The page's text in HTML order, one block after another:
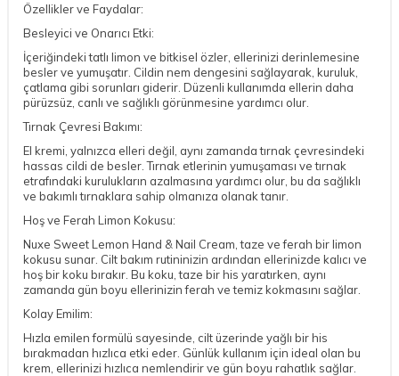
Özellikler ve Faydalar:
Besleyici ve Onarıcı Etki:
İçeriğindeki tatlı limon ve bitkisel özler, ellerinizi derinlemesine
besler ve yumuşatır. Cildin nem dengesini sağlayarak, kuruluk,
çatlama gibi sorunları giderir. Düzenli kullanımda ellerin daha
pürüzsüz, canlı ve sağlıklı görünmesine yardımcı olur.
Tırnak Çevresi Bakımı:
El kremi, yalnızca elleri değil, aynı zamanda tırnak çevresindeki
hassas cildi de besler. Tırnak etlerinin yumuşaması ve tırnak
etrafındaki kurulukların azalmasına yardımcı olur, bu da sağlıklı
ve bakımlı tırnaklara sahip olmanıza olanak tanır.
Hoş ve Ferah Limon Kokusu:
Nuxe Sweet Lemon Hand & Nail Cream, taze ve ferah bir limon
kokusu sunar. Cilt bakım rutininizin ardından ellerinizde kalıcı ve
hoş bir koku bırakır. Bu koku, taze bir his yaratırken, aynı
zamanda gün boyu ellerinizin ferah ve temiz kokmasını sağlar.
Kolay Emilim:
Hızla emilen formülü sayesinde, cilt üzerinde yağlı bir his
bırakmadan hızlıca etki eder. Günlük kullanım için ideal olan bu
krem, ellerinizi hızlıca nemlendirir ve gün boyu rahatlık sağlar.